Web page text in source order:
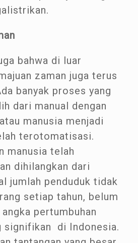
bahwa di luar
zaman juga terus
banyak proses yang
dari manual dengan
manusia menjadi
terotomatisasi.
manusia telah
dihilangkan dari
jumlah penduduk tidak
setiap tahun, belum
pertumbuhan
signifikan di Indonesia.